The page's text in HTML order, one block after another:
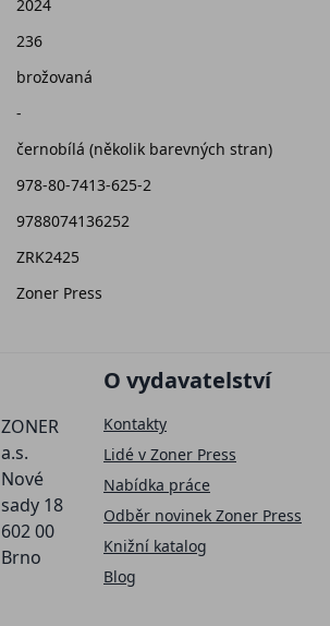
2024
236
brožovaná
-
černobílá (několik barevných stran)
978-80-7413-625-2
9788074136252
ZRK2425
Zoner Press
ZONER
a.s.
Nové
sady 18
602 00
Brno
O vydavatelství
Kontakty
Lidé v Zoner Press
Nabídka práce
Odběr novinek Zoner Press
Knižní katalog
Blog